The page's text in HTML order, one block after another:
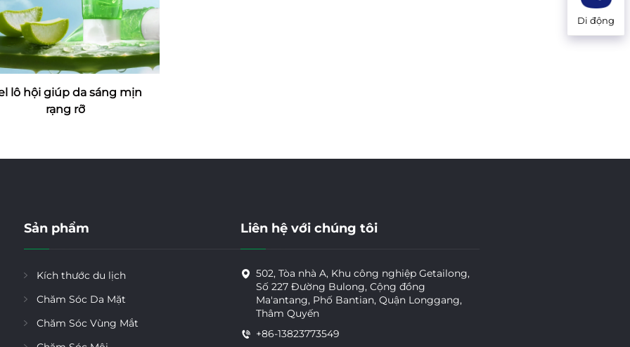
lô hội giúp da sáng mịn
rạng rỡ
Di động
Sản phẩm
Kích thước du lịch
Chăm Sóc Da Mặt
Chăm Sóc Vùng Mắt
Liên hệ với chúng tôi
502, Tòa nhà A, Khu công nghiệp Getailong,
Số 227 Đường Bulong, Cộng đồng
Ma'antang, Phố Bantian, Quận Longgang,
Thâm Quyến
+86-13823773549